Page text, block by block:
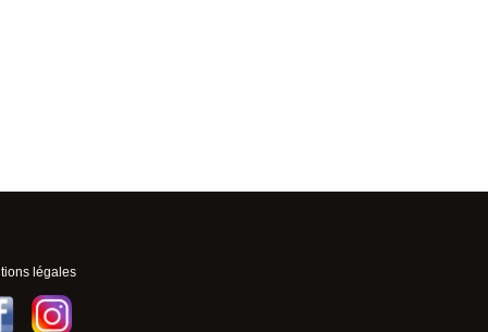
légales